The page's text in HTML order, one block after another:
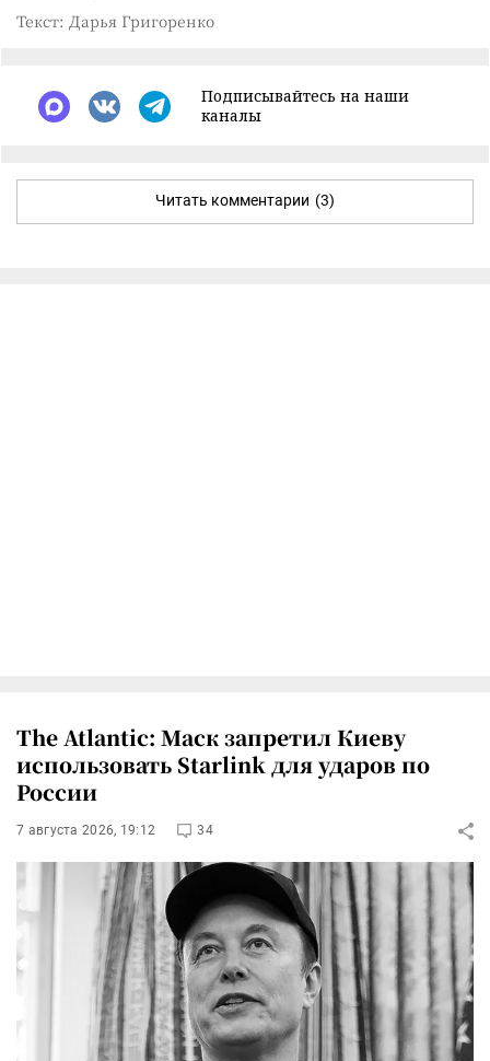
Текст: Дарья Григоренко
Подписывайтесь на наши
каналы
Читать комментарии (3)
The Atlantic: Маск запретил Киеву
использовать Starlink для ударов по
России
7 августа 2026, 19:12 34